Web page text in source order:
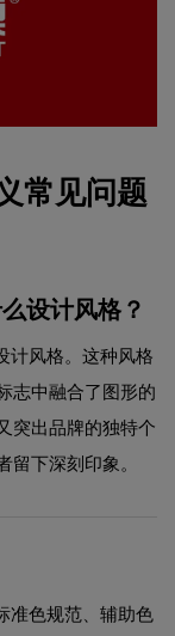
常见问题
设计风格？
计风格。这种风格
志中融合了图形的
突出品牌的独特个
留下深刻印象。
准色规范、辅助色